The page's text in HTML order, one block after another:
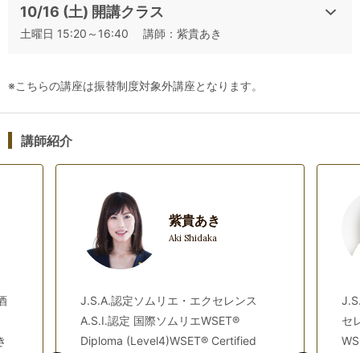
10/16 (土) 開講クラス
土曜日 15:20～16:40 講師：紫貴あき
※こちらの講座は振替制度対象外講座となります。
講師紹介
紫貴あき
Aki Shidaka
J.S.A.認定ソムリエ・エクセレンス
A.S.I.認定 国際ソムリエWSET®
Diploma (Level4)WSET® Certified
セ